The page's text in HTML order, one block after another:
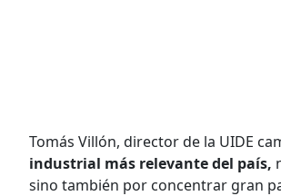
Tomás Villón, director de la UIDE
industrial más relevante del país,
sino también por concentrar gran